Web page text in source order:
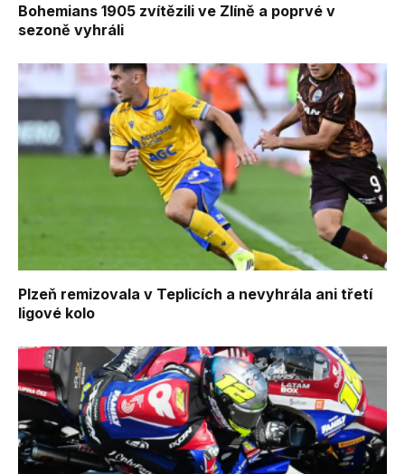
Bohemians 1905 zvítězili ve Zlíně a poprvé v
sezoně vyhráli
Plzeň remizovala v Teplicích a nevyhrála ani třetí
ligové kolo